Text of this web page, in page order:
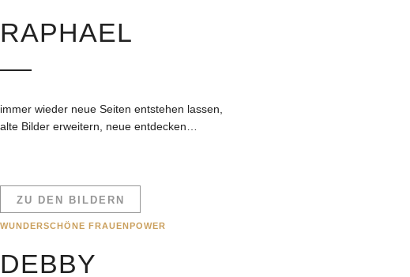
RAPHAEL
immer wieder neue Seiten entstehen lassen,
alte Bilder erweitern, neue entdecken…
ZU DEN BILDERN
WUNDERSCHÖNE FRAUENPOWER
DEBBY